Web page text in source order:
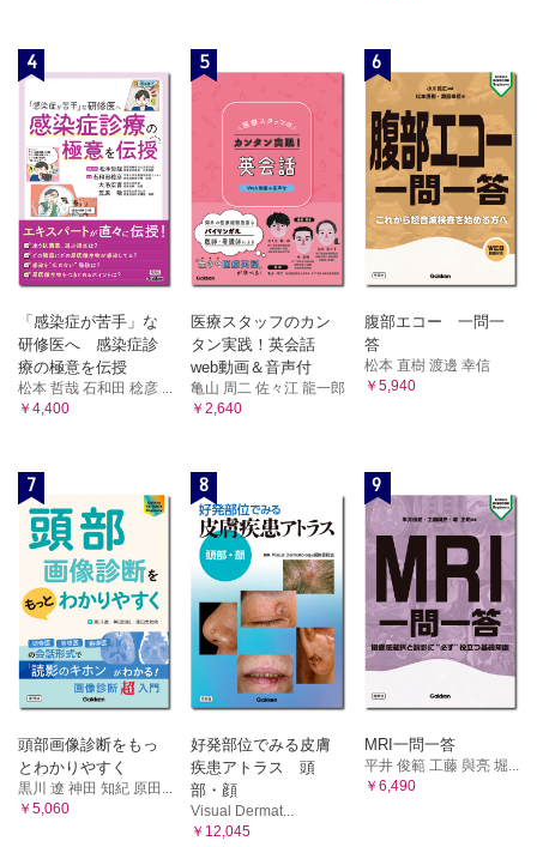
4
「感染症が苦手」な
研修医へ 感染症診
療の極意を伝授
松本 哲哉 石和田 稔彦 ...
￥4,400
5
医療スタッフのカン
タン実践！英会話
web動画＆音声付
亀山 周二 佐々江 龍一郎
￥2,640
6
腹部エコー 一問一
答
松本 直樹 渡邊 幸信
￥5,940
7
頭部画像診断をもっ
とわかりやすく
黒川 遼 神田 知紀 原田...
￥5,060
8
好発部位でみる皮膚
疾患アトラス 頭
部・顔
Visual Dermat...
￥12,045
9
MRI一問一答
平井 俊範 工藤 與亮 堀...
￥6,490